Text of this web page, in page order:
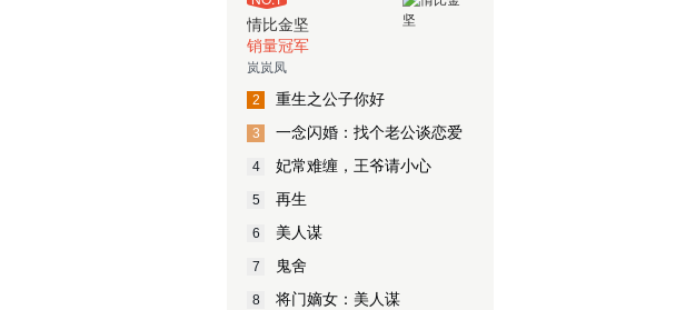
情比金坚
销量冠军
岚岚凤
2 重生之公子你好
3 一念闪婚：找个老公谈恋爱
4 妃常难缠，王爷请小心
5 再生
6 美人谋
7 鬼舍
8 将门嫡女：美人谋